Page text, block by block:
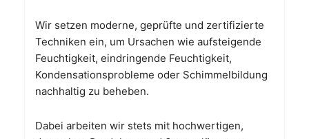
Wir setzen moderne, geprüfte und zertifizierte
Techniken ein, um Ursachen wie aufsteigende
Feuchtigkeit, eindringende Feuchtigkeit,
Kondensationsprobleme oder Schimmelbildung
nachhaltig zu beheben.
Dabei arbeiten wir stets mit hochwertigen,